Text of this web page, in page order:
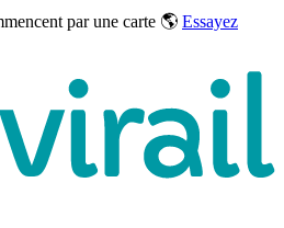
par une carte 🌎 Essayez